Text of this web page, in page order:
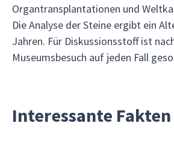
Organtransplantationen und
Die Analyse der Steine ergibt ein
Jahren. Für Diskussionsstoff ist
Museumsbesuch auf jeden Fall
Interessante